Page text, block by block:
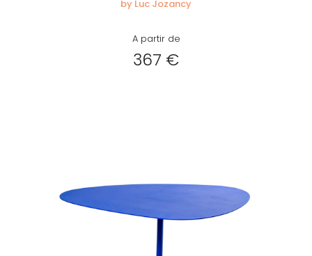
by Luc Jozancy
A partir de
367 €